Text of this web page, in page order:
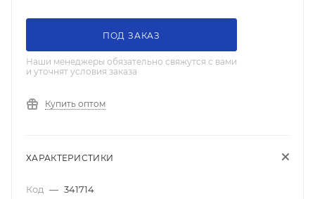
ПОД ЗАКАЗ
Наши менеджеры обязательно свяжутся с вами
и уточнят условия заказа
Купить оптом
ХАРАКТЕРИСТИКИ
Код — 341714